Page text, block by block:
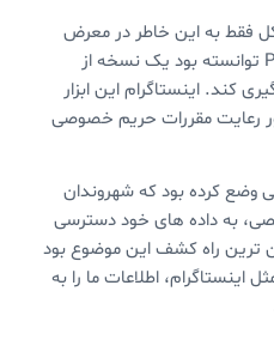
فقط به این خاطر در معرض
توجهات قرار گرفت که Pokharel توانسته بود یک نسخه از
کند. اینستاگرام این ابزار
2018 و به منظور رعایت مقررات حریم خصوصی
در سال 2018 قانونی وضع کرده بود که شهروندان
به داده های خود دسترسی
ترین راه کشف این موضوع بود
اینستاگرام، اطلاعات ما را به